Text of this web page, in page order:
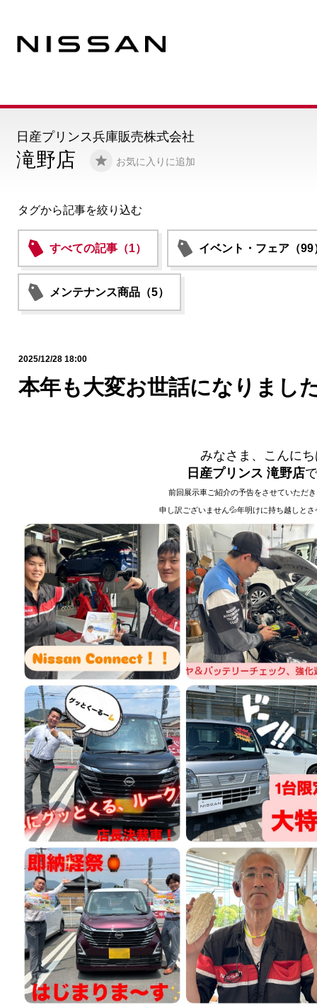
滝野店 お気に入りに追加
日産プリンス兵庫販売株式会社
タグから記事を絞り込む
すべての記事（1） イベント・フェア（99
メンテナンス商品（5）
2025/12/28 18:00
本年も大変お世話になりました
みなさま、こんに
日産プリンス 滝野店
前回展示車ご紹介の予告をさせていただ
申し訳ございません💦年明けに持ち越しとさ